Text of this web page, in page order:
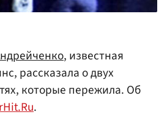
, известная
рассказала о двух
которые пережила. Об
.